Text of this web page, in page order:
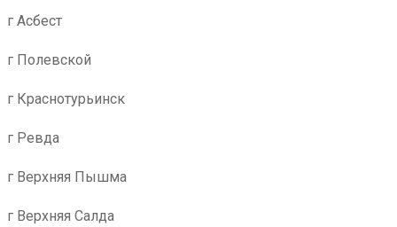
г Асбест
г Полевской
г Краснотурьинск
г Ревда
г Верхняя Пышма
г Верхняя Салда